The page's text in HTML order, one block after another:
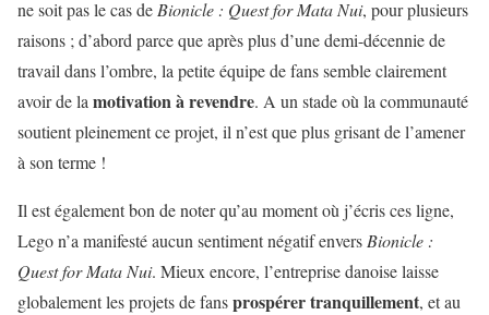
ne soit pas le cas de Bionicle : Quest for Mata Nui, pour plusieurs
raisons ; d’abord parce que après plus d’une demi-décennie de
travail dans l’ombre, la petite équipe de fans semble clairement
avoir de la motivation à revendre. A un stade où la communauté
soutient pleinement ce projet, il n’est que plus grisant de l’amener
à son terme !
Il est également bon de noter qu’au moment où j’écris ces ligne,
Lego n’a manifesté aucun sentiment négatif envers Bionicle :
Quest for Mata Nui. Mieux encore, l’entreprise danoise laisse
globalement les projets de fansprospérer tranquillement, et au